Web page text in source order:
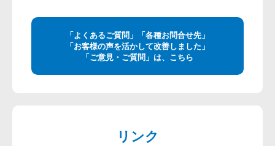
「よくあるご質問」「各種お問合せ先」
「お客様の声を活かして改善しました」
「ご意見・ご質問」は、こちら
リンク